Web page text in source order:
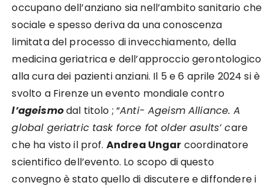
occupano dell’anziano sia nell’ambito sanitario che
sociale e spesso deriva da una conoscenza
limitata del processo di invecchiamento, della
medicina geriatrica e dell’approccio gerontologico
alla cura dei pazienti anziani. Il 5 e 6 aprile 2024 si è
svolto a Firenze un evento mondiale contro
l’ageismodal titolo ; “Anti- Ageism Alliance. A
global geriatric task force fot older asults’ care
che ha visto il prof. Andrea Ungar coordinatore
scientifico dell’evento. Lo scopo di questo
convegno è stato quello di discutere e diffondere i